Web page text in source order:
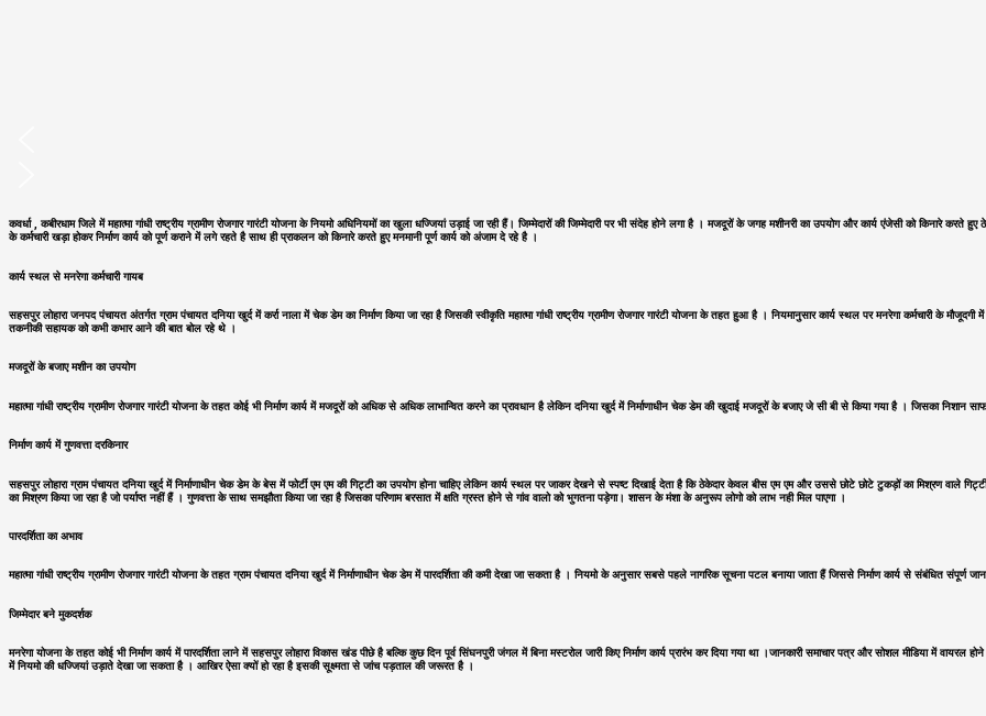
कवर्धा , कबीरधाम जिले में महात्मा गांधी राष्ट्रीय ग्रामीण रोजगार गारंटी योजना के नियमो अधिनियमों का खुला धज्जियां उड़ाई जा रही हैं। जिम्मेदारों की जिम्मेदारी पर भी संदेह होने लगा है । मजदूरों के जगह मशीनरी का उपयोग और कार्य एंजेसी को
के कर्मचारी खड़ा होकर निर्माण कार्य को पूर्ण कराने में लगे रहते है साथ ही प्राकलन को किनारे करते हुए मनमानी पूर्ण कार्य को अंजाम दे रहे है ।
कार्य स्थल से मनरेगा कर्मचारी गायब
सहसपुर लोहारा जनपद पंचायत अंतर्गत ग्राम पंचायत दनिया खुर्द में कर्रा नाला में चेक डेम का निर्माण किया जा रहा है जिसकी स्वीकृति महात्मा गांधी राष्ट्रीय ग्रामीण रोजगार गारंटी योजना के तहत हुआ है । नियमानुसार कार्य स्थल पर मनरेगा कर्मचारी के
तकनीकी सहायक को कभी कभार आने की बात बोल रहे थे ।
मजदूरों के बजाए मशीन का उपयोग
महात्मा गांधी राष्ट्रीय ग्रामीण रोजगार गारंटी योजना के तहत कोई भी निर्माण कार्य में मजदूरों को अधिक से अधिक लाभान्वित करने का प्रावधान है लेकिन दनिया खुर्द में निर्माणाधीन चेक डेम की खुदाई मजदूरों के बजाए जे सी बी से किया गया है । जिसका
निर्माण कार्य में गुणवत्ता दरकिनार
सहसपुर लोहारा ग्राम पंचायत दनिया खुर्द में निर्माणाधीन चेक डेम के बेस में फोर्टी एम एम की गिट्टी का उपयोग होना चाहिए लेकिन कार्य स्थल पर जाकर देखने से स्पष्ट दिखाई देता है कि ठेकेदार केवल बीस एम एम और उससे छोटे छोटे टुकड़ों का मिश्रण वाले
का मिश्रण किया जा रहा है जो पर्याप्त नहीं हैं । गुणवत्ता के साथ समझौता किया जा रहा है जिसका परिणाम बरसात में क्षति ग्रस्त होने से गांव वालो को भुगतना पड़ेगा। शासन के मंशा के अनुरूप लोगो को लाभ नही मिल पाएगा ।
पारदर्शिता का अभाव
महात्मा गांधी राष्ट्रीय ग्रामीण रोजगार गारंटी योजना के तहत ग्राम पंचायत दनिया खुर्द में निर्माणाधीन चेक डेम में पारदर्शिता की कमी देखा जा सकता है । नियमो के अनुसार सबसे पहले नागरिक सूचना पटल बनाया जाता हैं जिससे निर्माण कार्य से संबंधित
जिम्मेदार बने मुकदर्शक
मनरेगा योजना के तहत कोई भी निर्माण कार्य में पारदर्शिता लाने में सहसपुर लोहारा विकास खंड पीछे है बल्कि कुछ दिन पूर्व सिंघनपुरी जंगल में बिना मस्टरोल जारी किए निर्माण कार्य प्रारंभ कर दिया गया था ।जानकारी समाचार पत्र और सोशल मीडिया में
में नियमो की धज्जियां उड़ाते देखा जा सकता है । आखिर ऐसा क्यों हो रहा है इसकी सूक्ष्मता से जांच पड़ताल की जरूरत है ।